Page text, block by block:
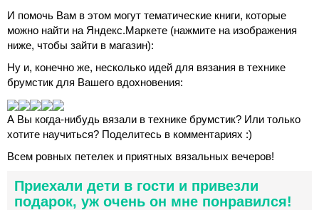
И помочь Вам в этом могут тематические книги, которые
можно найти на Яндекс.Маркете (нажмите на изображения
ниже, чтобы зайти в магазин):
Ну и, конечно же, несколько идей для вязания в технике
брумстик для Вашего вдохновения:
А Вы когда-нибудь вязали в технике брумстик? Или только
хотите научиться? Поделитесь в комментариях :)
Всем ровных петелек и приятных вязальных вечеров!
Приехали дети в гости и привезли
подарок, уж очень он мне понравился!